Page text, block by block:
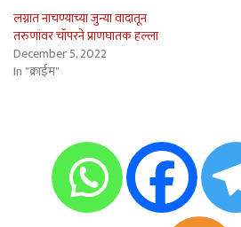
लग्नात नाचण्याच्या जुन्या वादातून
तरुणांवर चॉपरने प्राणघातक हल्ला
December 5, 2022
In "क्राईम"